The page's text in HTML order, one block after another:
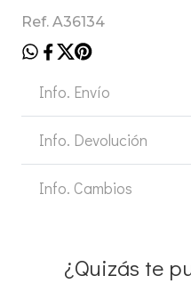
Ref. A36134
Info. Envío
Info. Devolución
Info. Cambios
¿Quizás te